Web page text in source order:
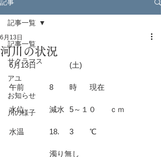
記事
記事一覧
サクラマス
アユ
お知らせ
川の様子
記事一覧
河川の状況
6月13日
6月13日		(土)
午前		8	時	現在
水位		減水	5～１０	ｃｍ
水温		18.	3	℃